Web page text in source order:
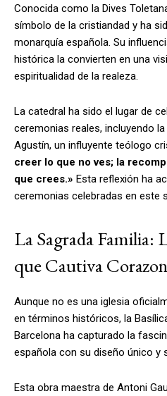
Conocida como la Dives
símbolo de la cristiandad y ha
monarquía española. Su
histórica la convierten en una
espiritualidad de la realeza.
La catedral ha sido el lugar de
ceremonias reales, incluyendo
Agustín, un influyente teólogo
creer lo que no ves; la
que crees.» Esta reflexión ha
ceremonias celebradas en este
La Sagrada Familia:
que Cautiva
Aunque no es una iglesia
en términos históricos, la
Barcelona ha capturado la
española con su diseño único y
Esta obra maestra de Antoni